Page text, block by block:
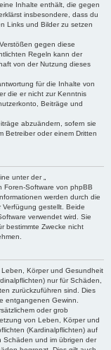
Inhalte enthält, die gegen
insbesondere, dass du
Links und Bilder zu setzen
gegen diese
Regeln kann der
von der Nutzung dieses
für die Inhalte von
die er nicht zur Kenntnis
Beiträge und
abzuändern, sofern sie
Betreiber oder einem Dritten
unter der „
Foren-Software von phpBB
werden durch die
Verfügung gestellt. Beide
verwendet wird. Sie
bestimmte Zwecke nicht
Körper und Gesundheit
nur für Schäden,
zurückzuführen sind. Dies
entgangenen Gewinn.
oder grob
von Leben, Körper und
(Kardinalpflichten) auf
Schäden und im übrigen der